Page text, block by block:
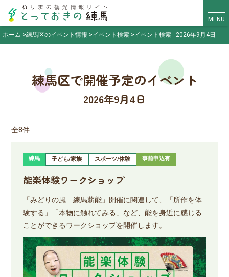
MENU
ホーム
練馬区のイベント情報 イベント検索 イベント検索 - 2026年9月4日
練馬区で開催予定のイベント
2026年9月4日
全8件
練馬 子ども/家族 スポーツ/体験 事前申込有
能楽体験ワークショップ
「みどりの風 練馬薪能」開催に関連して、「所作を体
験する」「本物に触れてみる」など、能を身近に感じる
ことができるワークショップを開催します。